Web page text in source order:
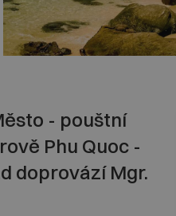
- pouštní
Phu Quoc -
doprovází Mgr.